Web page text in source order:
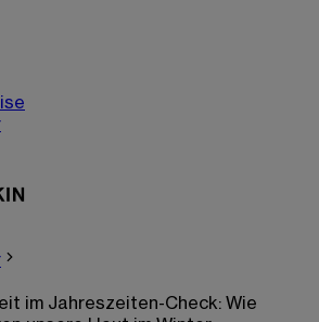
im Jahreszeiten-Check: Wie